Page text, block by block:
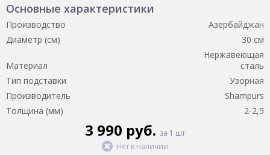
Основные характеристики
Производство
Азербайджан
Диаметр (см)
30 см
Материал
Нержавеющая
сталь
Тип подставки
Узорная
Производитель
Shampurs
Толщина (мм)
2-2,5
3 990 руб. за 1 шт
Нет в наличии